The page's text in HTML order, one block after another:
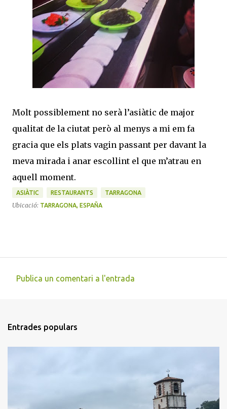
Molt possiblement no serà l’asiàtic de major
qualitat de la ciutat però al menys a mi em fa
gracia que els plats vagin passant per davant la
meva mirada i anar escollint el que m’atrau en
aquell moment.
ASIÀTIC RESTAURANTS TARRAGONA
Ubicació: TARRAGONA, ESPAÑA
e
n
Publica un comentari a l'entrada
Entrades populars